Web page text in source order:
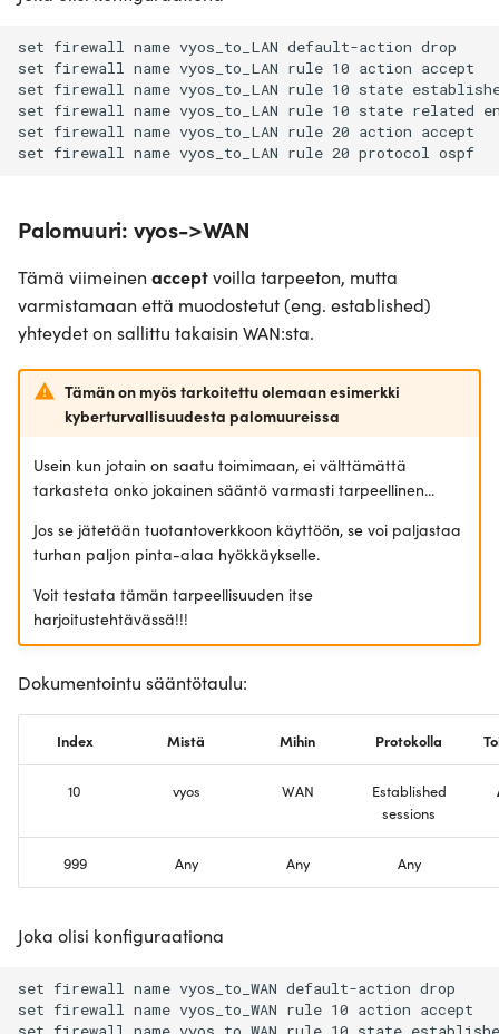
set firewall name vyos_to_LAN default-action drop
set firewall name vyos_to_LAN rule 10 action accept
set firewall name vyos_to_LAN rule 10 state
set firewall name vyos_to_LAN rule 10 state related
set firewall name vyos_to_LAN rule 20 action accept
Palomuuri: vyos->WAN
Tämä viimeinen acceptvoilla tarpeeton, mutta
varmistamaan että muodostetut (eng. established)
yhteydet on sallittu takaisin WAN:sta.
Tämän on myös tarkoitettu olemaan esimerkki
kyberturvallisuudesta palomuureissa
Usein kun jotain on saatu toimimaan, ei välttämättä
tarkasteta onko jokainen sääntö varmasti tarpeellinen...
Jos se jätetään tuotantoverkkoon käyttöön, se voi paljastaa
turhan paljon pinta-alaa hyökkäykselle.
Voit testata tämän tarpeellisuuden itse
harjoitustehtävässä!!!
Dokumentointu sääntötaulu:
Index Mistä Mihin Protokolla
10 vyos WAN
Established
sessions
999 Any Any Any
Joka olisi konfiguraationa
set firewall name vyos_to_WAN default-action drop
set firewall name vyos_to_WAN rule 10 action accept